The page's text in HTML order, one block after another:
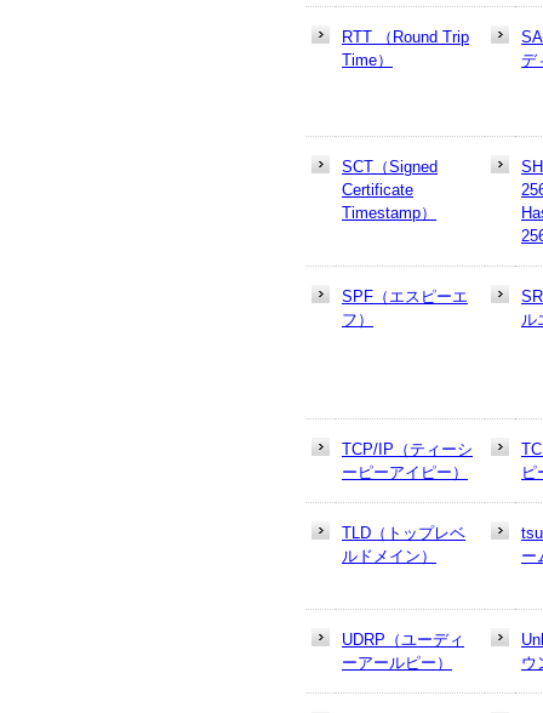
RTT （Round Trip
Time）
デ
SCT（Signed
Certificate
Timestamp）
SPF（エスピーエ
フ）
ル
TCP/IP（ティーシ
ーピーアイピー）
ピ
TLD（トップレベ
ルドメイン）
ー
UDRP（ユーディ
ーアールピー）
ウ